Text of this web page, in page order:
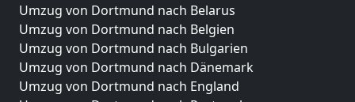
Umzug von Dortmund nach Belarus
Umzug von Dortmund nach Belgien
Umzug von Dortmund nach Bulgarien
Umzug von Dortmund nach Dänemark
Umzug von Dortmund nach England